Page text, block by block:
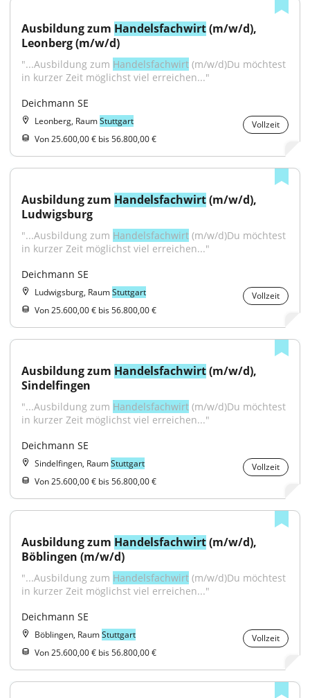
Ausbildung zum Handelsfachwirt (m/w/d),
Leonberg (m/w/d)
"...Ausbildung zum Handelsfachwirt (m/w/d)Du möchtest
in kurzer Zeit möglichst viel erreichen..."
Deichmann SE
Leonberg, RaumStuttgart
Vollzeit
Von 25.600,00 € bis 56.800,00 €
Ausbildung zum Handelsfachwirt (m/w/d),
Ludwigsburg
"...Ausbildung zum Handelsfachwirt (m/w/d)Du möchtest
in kurzer Zeit möglichst viel erreichen..."
Deichmann SE
Ludwigsburg, RaumStuttgart
Vollzeit
Von 25.600,00 € bis 56.800,00 €
Ausbildung zum Handelsfachwirt (m/w/d),
Sindelfingen
"...Ausbildung zum Handelsfachwirt (m/w/d)Du möchtest
in kurzer Zeit möglichst viel erreichen..."
Deichmann SE
Sindelfingen, RaumStuttgart
Vollzeit
Von 25.600,00 € bis 56.800,00 €
Ausbildung zum Handelsfachwirt (m/w/d),
Böblingen (m/w/d)
"...Ausbildung zum Handelsfachwirt (m/w/d)Du möchtest
in kurzer Zeit möglichst viel erreichen..."
Deichmann SE
Böblingen, RaumStuttgart
Vollzeit
Von 25.600,00 € bis 56.800,00 €